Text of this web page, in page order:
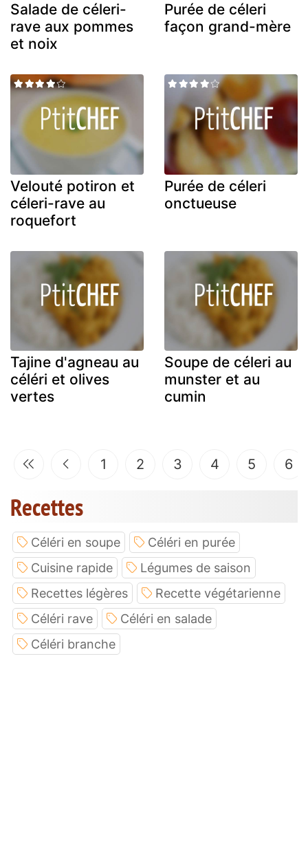
Salade de céleri-
rave aux pommes
et noix
Purée de céleri
façon grand-mère
Velouté potiron et
céleri-rave au
roquefort
Purée de céleri
onctueuse
Tajine d'agneau au
céléri et olives
vertes
Soupe de céleri au
munster et au
cumin
1 2 3 4 5 6
Recettes
Céléri en soupe
Céléri en purée
Cuisine rapide
Légumes de saison
Recettes légères
Recette végétarienne
Céléri rave
Céléri en salade
Céléri branche